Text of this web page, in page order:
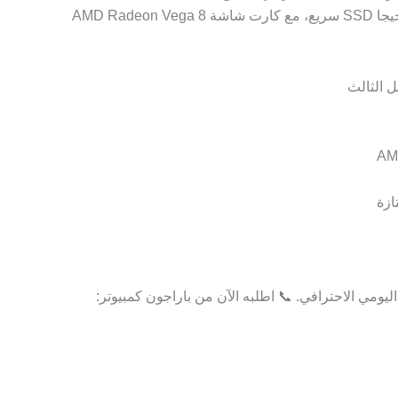
3500U ، رامات 8 جيجا DDR4، وهارد 256 جيجا SSD سريع، مع كارت شاشة AMD Radeon Vega 8
الاحترافي. 📞 اطلبه الآن من باراجون كمبيوتر: